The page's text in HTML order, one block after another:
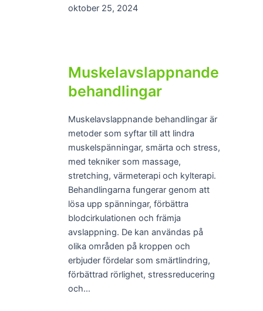
oktober 25, 2024
Muskelavslappnande
behandlingar
Muskelavslappnande behandlingar är
metoder som syftar till att lindra
muskelspänningar, smärta och stress,
med tekniker som massage,
stretching, värmeterapi och kylterapi.
Behandlingarna fungerar genom att
lösa upp spänningar, förbättra
blodcirkulationen och främja
avslappning. De kan användas på
olika områden på kroppen och
erbjuder fördelar som smärtlindring,
förbättrad rörlighet, stressreducering
och…